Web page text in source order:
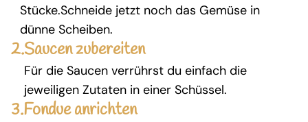
Stücke.Schneide jetzt noch das Gemüse in
dünne Scheiben.
2.Saucen zubereiten
Für die Saucen verrührst du einfach die
jeweiligen Zutaten in einer Schüssel.
3.Fondue anrichten